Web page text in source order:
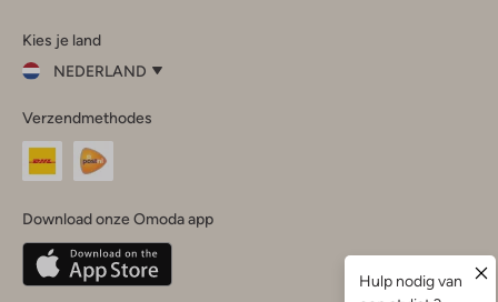
InstagramFacebook
Kies je land
NEDERLAND
je
land
Nederland
Belgique(Français)
Deutschland
Verzendmethodes
Download onze Omoda app